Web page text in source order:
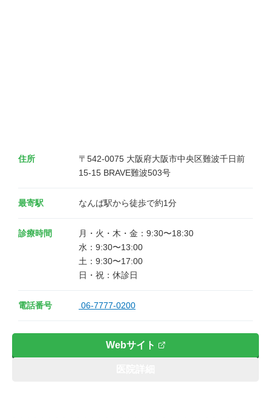
住所
〒542-0075 大阪府大阪市中央区難波千日前
15-15 BRAVE難波503号
最寄駅 なんば駅から徒歩で約1分
診療時間
月・火・木・金：9:30〜18:30
水：9:30〜13:00
土：9:30〜17:00
日・祝：休診日
電話番号 06-7777-0200
Webサイト